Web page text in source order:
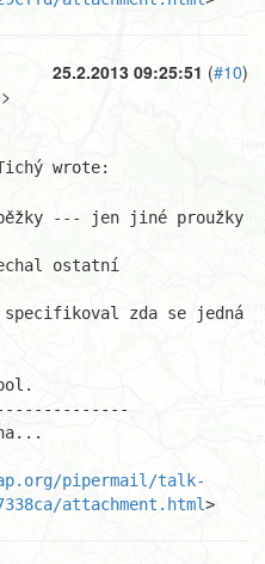
25.2.2013 09:25:51 (#10)
--- jen jiné proužky
ostatní
specifikoval zda se jedná
pipermail/talk-
attachment.html>